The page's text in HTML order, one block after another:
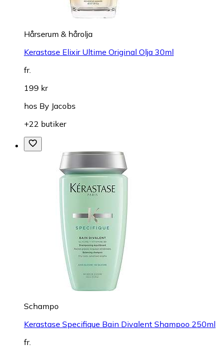
Hårserum & hårolja
Kerastase Elixir Ultime Original Olja 30ml
fr.
199 kr
hos By Jacobs
+22 butiker
Schampo
Kerastase Specifique Bain Divalent Shampoo 250ml
fr.